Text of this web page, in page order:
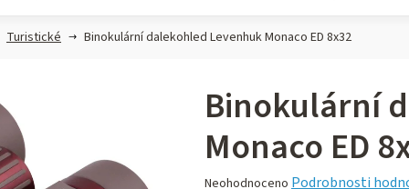
Turistické Binokulární dalekohled Levenhuk Monaco ED 8x32
Binokulární
Monaco ED
Průměrné
Neohodnoceno Podrobnosti